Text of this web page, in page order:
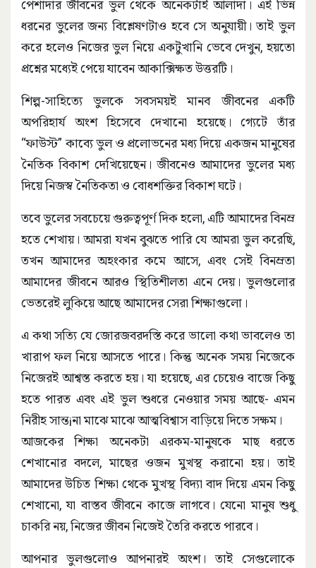
পেশাদার জীবনের ভুল থেকে অনেকটাই আলাদা। এই ভিন্ন
ধরনের ভুলের জন্য বিশ্লেষণটাও হবে সে অনুযায়ী। তাই ভুল
করে হলেও নিজের ভুল নিয়ে একটুখানি ভেবে দেখুন, হয়তো
প্রশ্নের মধ্যেই পেয়ে যাবেন আকাক্সিক্ষত উত্তরটি।
শিল্প-সাহিত্যে ভুলকে সবসময়ই মানব জীবনের একটি
অপরিহার্য অংশ হিসেবে দেখানো হয়েছে। গ্যেটে তাঁর
“ফাউস্ট” কাব্যে ভুল ও প্রলোভনের মধ্য দিয়ে একজন মানুষের
নৈতিক বিকাশ দেখিয়েছেন। জীবনেও আমাদের ভুলের মধ্য
দিয়ে নিজস্ব নৈতিকতা ও বোধশক্তির বিকাশ ঘটে।
তবে ভুলের সবচেয়ে গুরুত্বপূর্ণ দিক হলো, এটি আমাদের বিনম্র
হতে শেখায়। আমরা যখন বুঝতে পারি যে আমরা ভুল করেছি,
তখন আমাদের অহংকার কমে আসে, এবং সেই বিনম্রতা
আমাদের জীবনে আরও স্থিতিশীলতা এনে দেয়। ভুলগুলোর
ভেতরেই লুকিয়ে আছে আমাদের সেরা শিক্ষাগুলো।
এ কথা সত্যি যে জোরজবরদস্তি করে ভালো কথা ভাবলেও তা
খারাপ ফল নিয়ে আসতে পারে। কিন্তু অনেক সময় নিজেকে
নিজেরই আশ্বস্ত করতে হয়। যা হয়েছে, এর চেয়েও বাজে কিছু
হতে পারত এবং এই ভুল শুধরে নেওয়ার সময় আছে- এমন
নিরীহ সান্ত¡না মাঝে মাঝে আত্মবিশ্বাস বাড়িয়ে দিতে সক্ষম।
আজকের শিক্ষা অনেকটা এরকম-মানুষকে মাছ ধরতে
শেখানোর বদলে, মাছের ওজন মুখস্থ করানো হয়। তাই
আমাদের উচিত শিক্ষা থেকে মুখস্থ বিদ্যা বাদ দিয়ে এমন কিছু
শেখানো, যা বাস্তব জীবনে কাজে লাগবে। যেনো মানুষ শুধু
চাকরি নয়, নিজের জীবন নিজেই তৈরি করতে পারবে।
আপনার ভুলগুলোও আপনারই অংশ। তাই সেগুলোকে